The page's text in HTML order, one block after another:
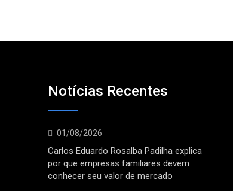
Notícias Recentes
01/08/2026
Carlos Eduardo Rosalba Padilha explica
por que empresas familiares devem
conhecer seu valor de mercado